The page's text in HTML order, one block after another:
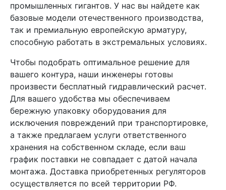
промышленных гигантов. У нас вы найдете как
базовые модели отечественного производства,
так и премиальную европейскую арматуру,
способную работать в экстремальных условиях.
Чтобы подобрать оптимальное решение для
вашего контура, наши инженеры готовы
произвести бесплатный гидравлический расчет.
Для вашего удобства мы обеспечиваем
бережную упаковку оборудования для
исключения повреждений при транспортировке,
а также предлагаем услуги ответственного
хранения на собственном складе, если ваш
график поставки не совпадает с датой начала
монтажа. Доставка приобретенных регуляторов
осуществляется по всей территории РФ.